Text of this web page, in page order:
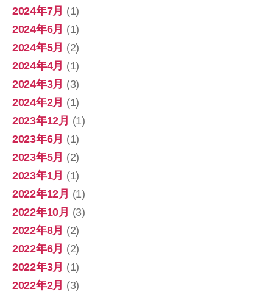
2024年7月 (1)
2024年6月 (1)
2024年5月 (2)
2024年4月 (1)
2024年3月 (3)
2024年2月 (1)
2023年12月 (1)
2023年6月 (1)
2023年5月 (2)
2023年1月 (1)
2022年12月 (1)
2022年10月 (3)
2022年8月 (2)
2022年6月 (2)
2022年3月 (1)
2022年2月 (3)